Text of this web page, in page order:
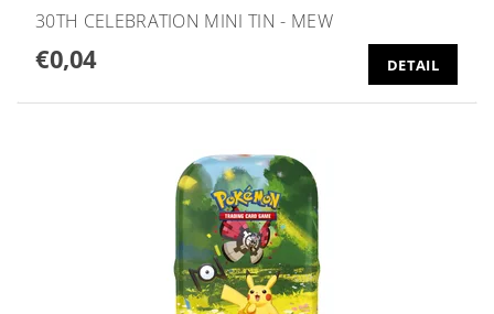
30TH CELEBRATION MINI TIN - MEW
€0,04 DETAIL